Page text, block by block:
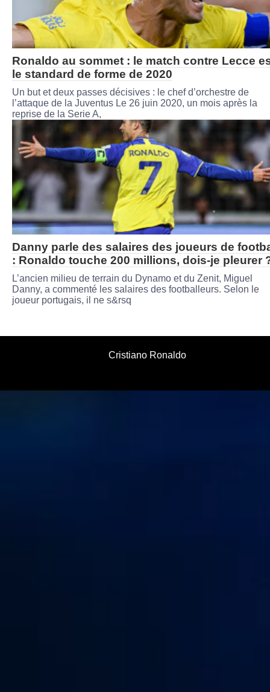
Ronaldo au sommet : le match contre Lecce
le standard de forme de 2020
Un but et deux passes décisives : le chef d’orchestre de
l’attaque de la Juventus Le 26 juin 2020, un mois après la
reprise de la Serie A,
Danny parle des salaires des joueurs de
: Ronaldo touche 200 millions, dois-je pleurer
L’ancien milieu de terrain du Dynamo et du Zenit, Miguel
Danny, a commenté les salaires des footballeurs. Selon le
joueur portugais, il ne s&rsq
Cristiano Ronaldo